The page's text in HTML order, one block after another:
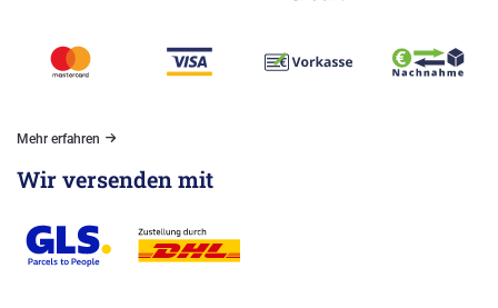
Mehr erfahren
Wir versenden mit